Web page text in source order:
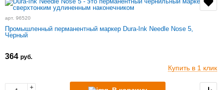
арт. 96520
Промышленный перманентный маркер Dura-Ink Needle Nose 5,
Черный
364 руб.
Купить в 1 клик
+